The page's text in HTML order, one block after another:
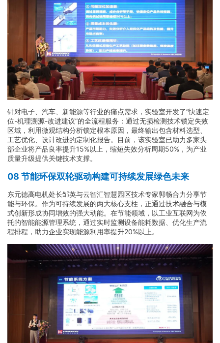
针对电子、汽车、新能源等行业的痛点需求，实验室开发了“快速定
位-机理溯源-改进建议”的全流程服务：通过无损检测技术锁定失效
区域，利用微观结构分析锁定根本原因，最终输出包含材料选型、
工艺优化、设计改进的定制化报告。目前，该实验室已助力多家头
部企业将产品良率提升15%以上，缩短失效分析周期50%，为产业
质量升级提供关键技术支撑。
08 节能环保双轮驱动构建可持续发展绿色未来
东元德高电机处长邹英与云智汇智慧园区技术专家郭畅合力分享节
能与环保。作为可持续发展的两大核心支柱，正通过技术融合与模
式创新形成协同增效的强大动能。在节能领域，以工业互联网为依
托的智能能源管理系统，通过实时监测设备能耗数据、优化生产流
程排程，助力企业实现能源利用率提升20%以上。